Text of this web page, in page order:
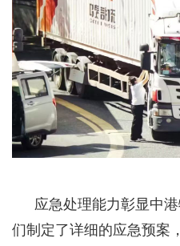
应急处理能力彰显中
们制定了详细的应急预案